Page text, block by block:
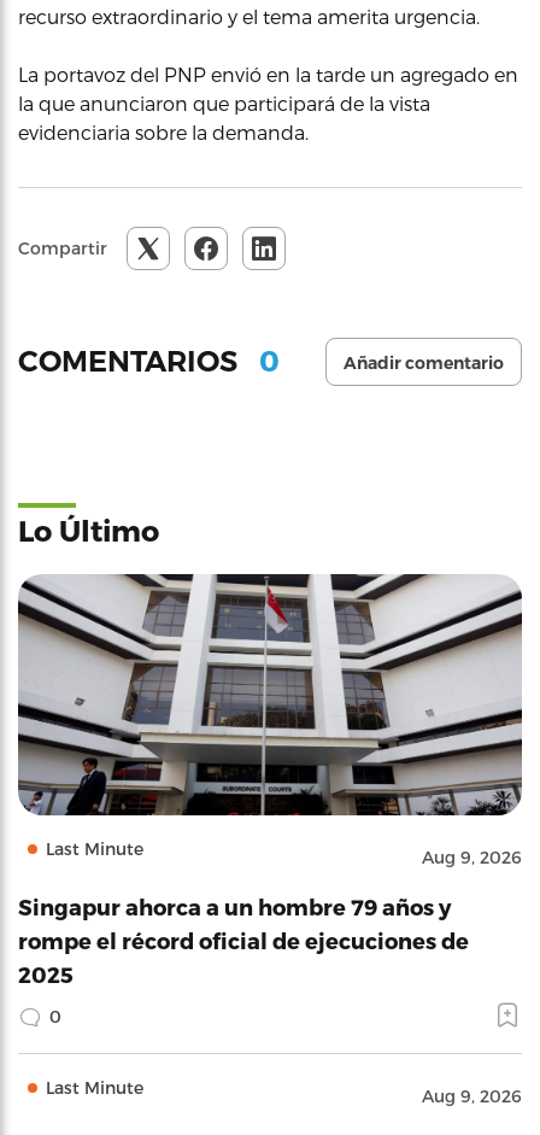
recurso extraordinario y el tema amerita urgencia.
La portavoz del PNP envió en la tarde un agregado en
la que anunciaron que participará de la vista
evidenciaria sobre la demanda.
Compartir
COMENTARIOS 0 Añadir comentario
Lo Último
Last Minute Aug 9, 2026
Singapur ahorca a un hombre 79 años y
rompe el récord oficial de ejecuciones de
2025
0
Last Minute Aug 9, 2026